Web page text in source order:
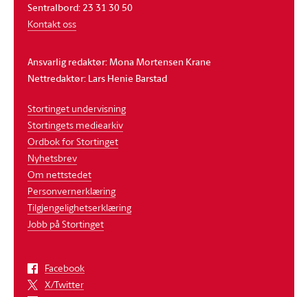
Sentralbord: 23 31 30 50
Kontakt oss
Ansvarlig redaktør: Mona Mortensen Krane
Nettredaktør: Lars Henie Barstad
Stortinget undervisning
Stortingets mediearkiv
Ordbok for Stortinget
Nyhetsbrev
Om nettstedet
Personvernerklæring
Tilgjengelighetserklæring
Jobb på Stortinget
Facebook
X/Twitter